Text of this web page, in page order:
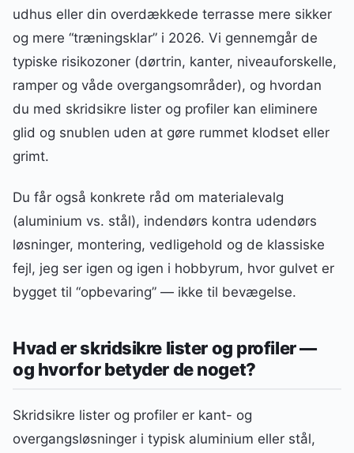
udhus eller din overdækkede terrasse mere sikker
og mere “træningsklar” i 2026. Vi gennemgår de
typiske risikozoner (dørtrin, kanter, niveauforskelle,
ramper og våde overgangsområder), og hvordan
du med skridsikre lister og profiler kan eliminere
glid og snublen uden at gøre rummet klodset eller
grimt.
Du får også konkrete råd om materialevalg
(aluminium vs. stål), indendørs kontra udendørs
løsninger, montering, vedligehold og de klassiske
fejl, jeg ser igen og igen i hobbyrum, hvor gulvet er
bygget til “opbevaring” — ikke til bevægelse.
Hvad er skridsikre lister og profiler —
og hvorfor betyder de noget?
Skridsikre lister og profiler er kant- og
overgangsløsninger i typisk aluminium eller stål,